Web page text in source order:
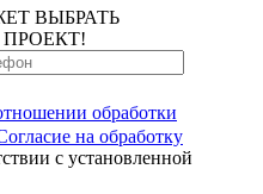
ВЫБРАТЬ
обработки
на обработку
с установленной